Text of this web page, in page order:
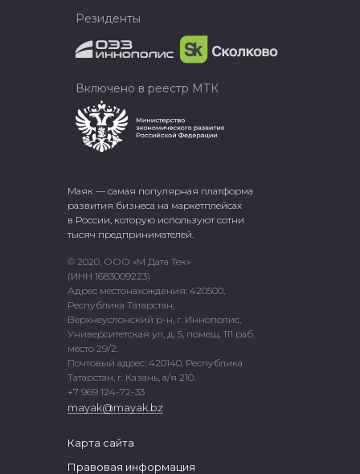
Маяк — самая популярная платформа
развития бизнеса на маркетплейсах
в России, которую используют сотни
тысяч предпринимателей.
© 2020, ООО «М Дата Тек»
(ИНН 1683009223)
Адрес местонахождения: 420500,
Республика Татарстан,
Верхнеуслонский р-н, г. Иннополис,
Университетская ул, д. 5, помещ. 111 раб.
место 29/2.
Почтовый адрес: 420140, Республика
Татарстан, г. Казань, а/я 210.
+7 969 124-72-33
mayak@mayak.bz
Карта сайта
Правовая информация
Резиденты
Включено в реестр МТК